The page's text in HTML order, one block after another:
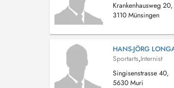
Krankenhausweg 20,
3110 Münsingen
HANS-JÖRG
Sportarts,Internist
Singisenstrasse 40,
5630 Muri